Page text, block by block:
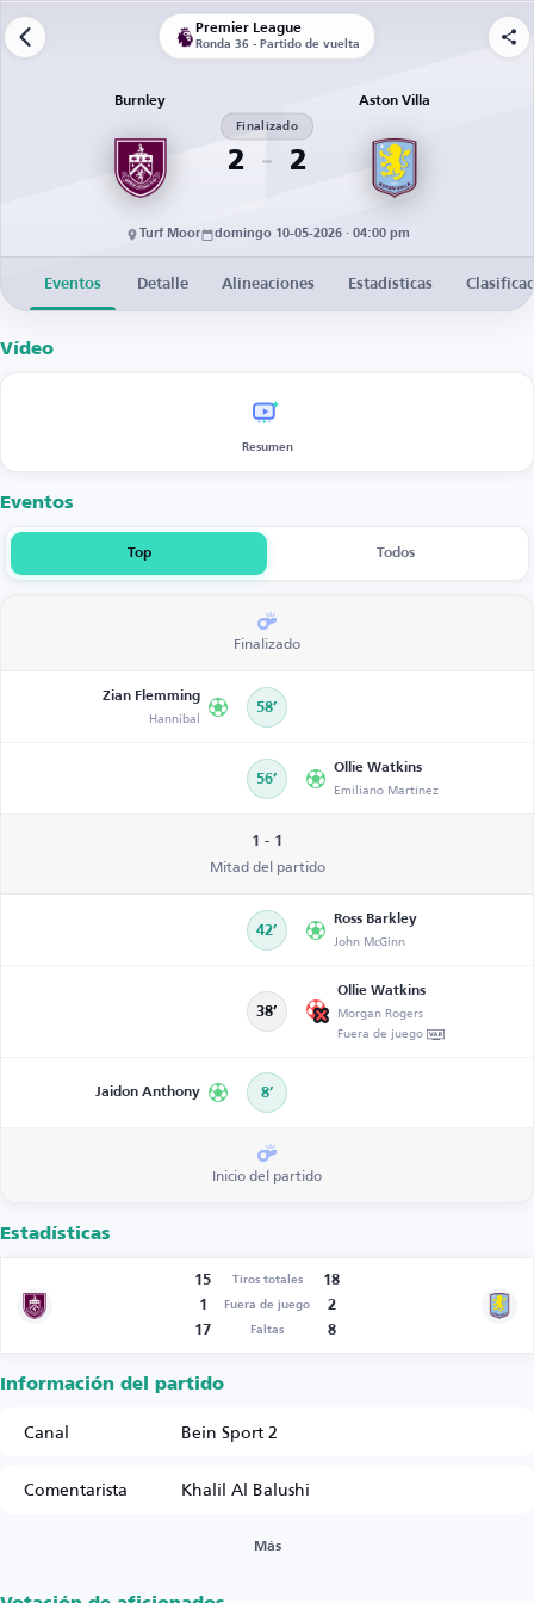
Premier League
Ronda 36 - Partido de vuelta
Burnley
2
Finalizado
2
Aston Villa
Turf Moor domingo 10-05-2026 · 04:00 pm
Eventos Detalle Alineaciones Estadísticas
Vídeo
Resumen
Eventos
Top Todos
Finalizado
Zian Flemming
Hannibal 58’
56’
Ollie Watkins
Emiliano Martínez
1 - 1
Mitad del partido
42’
Ross Barkley
John McGinn
38’
Ollie Watkins
Morgan Rogers
Fuera de juego
Jaidon Anthony 8’
Inicio del partido
Estadísticas
15 Tiros totales
18
1
Fuera de juego
2
17
Faltas 8
Información del partido
Canal
Bein Sport 2
Comentarista
Khalil Al Balushi
Más